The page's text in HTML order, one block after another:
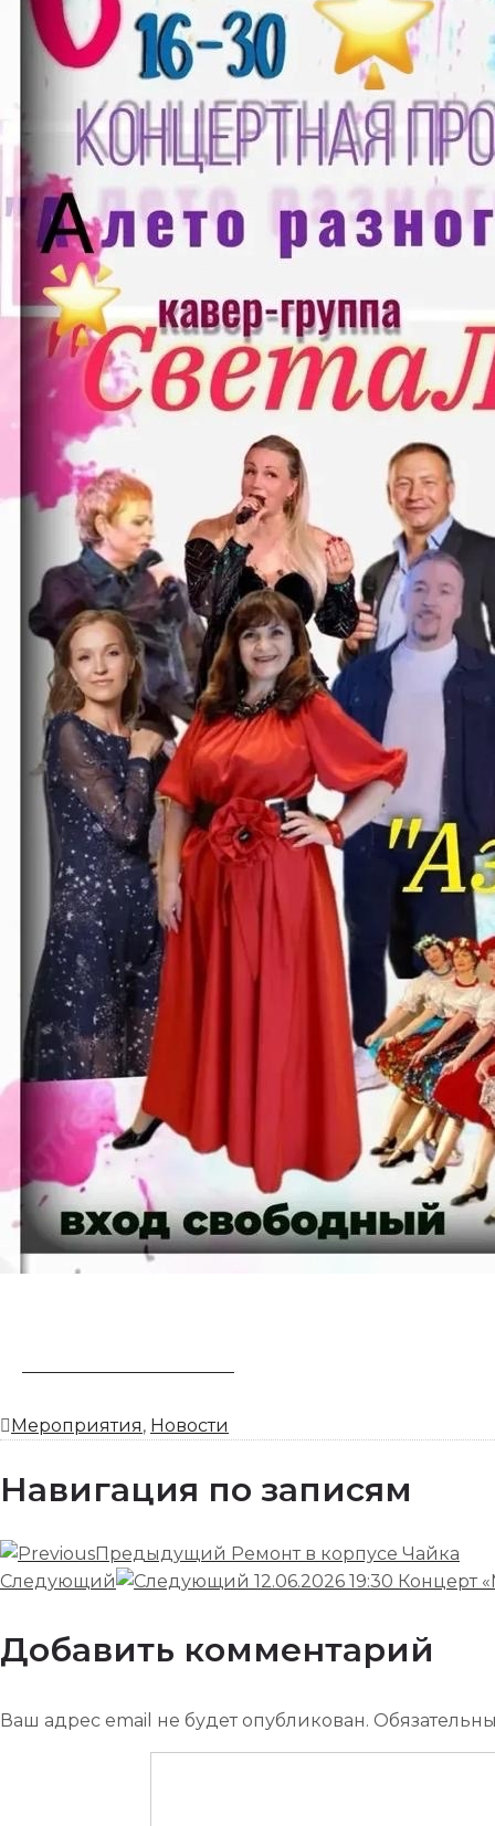
Мероприятия, Новости
Навигация по записям
Предыдущий Ремонт в корпусе Чайка
Следующий
12.06.2026 19:30
Добавить комментарий
Ваш адрес email не будет опубликован.